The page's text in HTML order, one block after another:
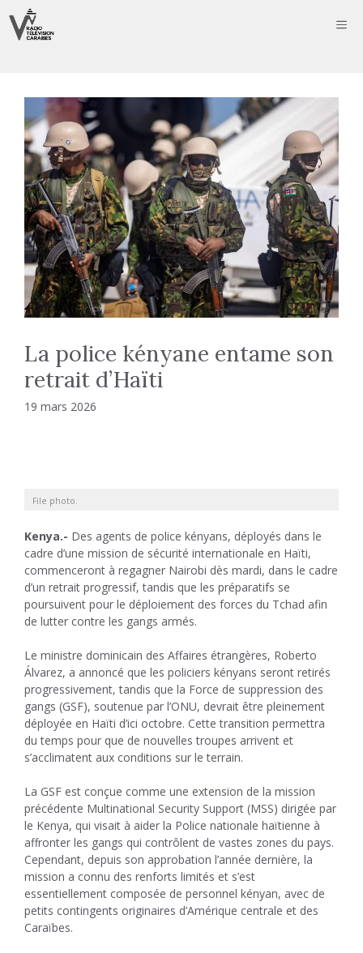
au
contenu
La police kényane entame son
retrait d’Haïti
19 mars 2026
File photo.
Kenya.- Des agents de police kényans, déployés dans le
cadre d’une mission de sécurité internationale en Haïti,
commenceront à regagner Nairobi dès mardi, dans le cadre
d’un retrait progressif, tandis que les préparatifs se
poursuivent pour le déploiement des forces du Tchad afin
de lutter contre les gangs armés.
Le ministre dominicain des Affaires étrangères, Roberto
Álvarez, a annoncé que les policiers kényans seront retirés
progressivement, tandis que la Force de suppression des
gangs (GSF), soutenue par l’ONU, devrait être pleinement
déployée en Haïti d’ici octobre. Cette transition permettra
du temps pour que de nouvelles troupes arrivent et
s’acclimatent aux conditions sur le terrain.
La GSF est conçue comme une extension de la mission
précédente Multinational Security Support (MSS) dirigée par
le Kenya, qui visait à aider la Police nationale haïtienne à
affronter les gangs qui contrôlent de vastes zones du pays.
Cependant, depuis son approbation l’année dernière, la
mission a connu des renforts limités et s’est
essentiellement composée de personnel kényan, avec de
petits contingents originaires d’Amérique centrale et des
Caraïbes.